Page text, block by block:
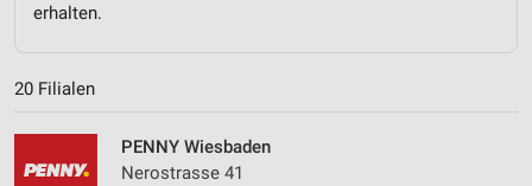
erhalten.
20 Filialen
PENNY Wiesbaden
Nerostrasse 41